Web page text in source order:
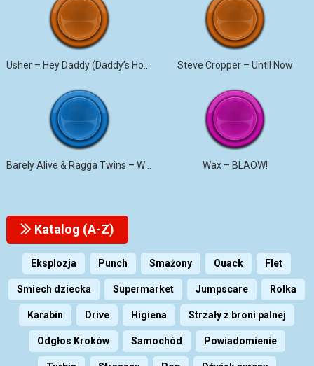
Steve Cropper – Until Now
Barely Alive & Ragga Twins – We Set It Wax – BLAOW!
Katalog (A-Z)
Eksplozja Punch Smażony Quack Flet
Smiech dziecka Supermarket Jumpscare Rolka
Karabin Drive Higiena Strzały z broni palnej
Odgłos Kroków Samochód Powiadomienie